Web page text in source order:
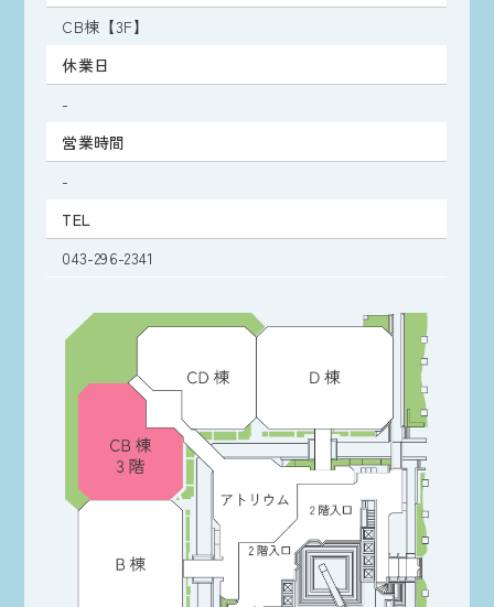
CB棟【3F】
休業日
-
営業時間
-
TEL
043-296-2341